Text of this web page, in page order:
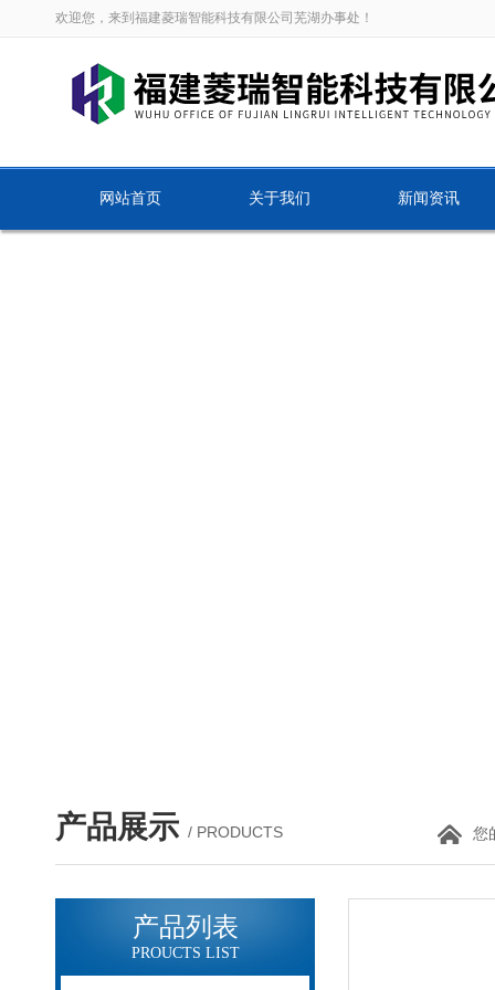
欢迎您，来到福建菱瑞智能科技有限公司芜湖办事处！
网站首页 关于我们 新闻资讯
产品展示 / PRODUCTS 您
产品列表
PROUCTS LIST